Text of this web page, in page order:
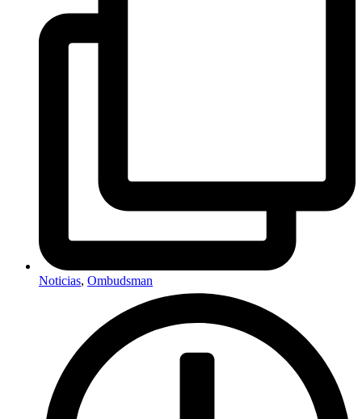
Noticias, Ombudsman